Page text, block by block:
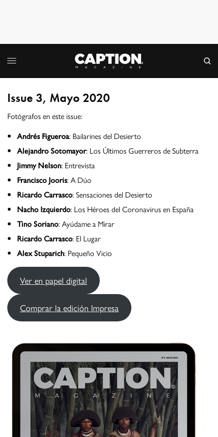
Issue 3, Mayo 2020
Fotógrafos en este issue:
Andrés Figueroa: Bailarines del Desierto
Alejandro Sotomayor: Los Últimos Guerreros de Subterra
Jimmy Nelson: Entrevista
Francisco Jooris: A Dúo
Ricardo Carrasco: Sensaciones del Desierto
Nacho Izquierdo: Los Héroes del Coronavirus en España
Tino Soriano: Ayúdame a Mirar
Ricardo Carrasco: El Lugar
Alex Stuparich: Pequeño Vicio
Ver en papel digital
Comprar la edición Impresa